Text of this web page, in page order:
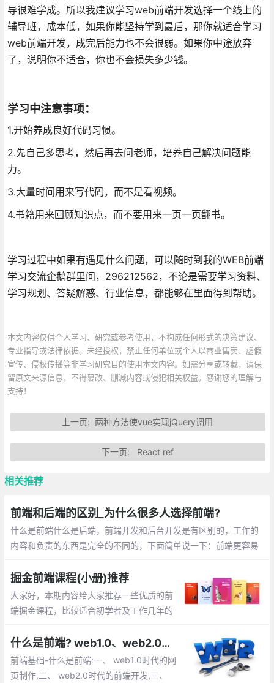
导很难学成。所以我建议学习web前端开发选择一个线上的
辅导班，成本低，如果你能坚持学到最后，那你就适合学习
web前端开发，成完后能力也不会很弱。如果你中途放弃
了，说明你不适合，你也不会损失多少钱。
学习中注意事项：
1.开始养成良好代码习惯。
2.先自己多思考，然后再去问老师，培养自己解决问题能
力。
3.大量时间用来写代码，而不是看视频。
4.书籍用来回顾知识点，而不要用来一页一页翻书。
学习过程中如果有遇见什么问题，可以随时到我的WEB前端
学习交流企鹅群里问，296212562，不论是需要学习资料、
学习规划、答疑解惑、行业信息，都能够在里面得到帮助。
本文内容仅供个人学习、研究或参考使用，不构成任何形式的决策建议、
专业指导或法律依据。未经授权，禁止任何单位或个人以商业售卖、虚假
宣传、侵权传播等非学习研究目的使用本文内容。如需分享或转载，请保
留原文来源信息，不得篡改、删减内容或侵犯相关权益。感谢您的理解与
支持！
上一页: 两种方法使vue实现jQuery调用
下一页: React ref
相关推荐
前端和后端的区别_为什么很多人选择前端?
什么是前端什么是后端，前端开发和后台开发是有区别的，工作的
内容和负责的东西是完全的不同的，下面简单说一下：前端更容易
互。后端入门稍困难，每天关注的是业务逻辑的处理，数据的增删
改查，性能的优化
掘金前端课程(小册)推荐
大家好，本期内容给大家推荐一些优质的前
端掘金课程，比较适合初学者及工作几年的
作者也是一线的大厂工作者。有兴趣的小伙
伴快来打卡看一下吧
什么是前端? web1.0、web2.0时代的网页制作,前端开发都有哪些内容等
前端基础-什么是前端:一、 web1.0时代的网
页制作,二、 web2.0时代的前端开发,三、